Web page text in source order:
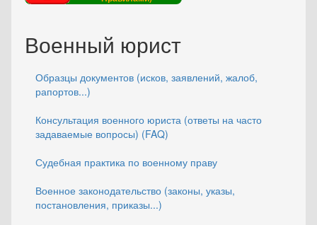
Военный юрист
Образцы документов (исков, заявлений, жалоб,
рапортов...)
Консультация военного юриста (ответы на часто
задаваемые вопросы) (FAQ)
Судебная практика по военному праву
Военное законодательство (законы, указы,
постановления, приказы...)